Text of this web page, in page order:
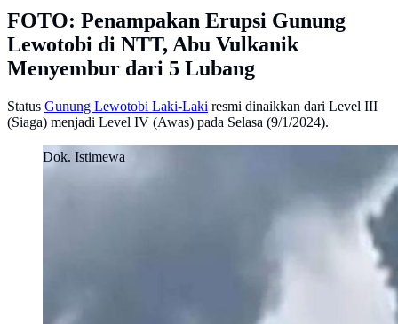
FOTO: Penampakan Erupsi Gunung
Lewotobi di NTT, Abu Vulkanik
Menyembur dari 5 Lubang
Status Gunung Lewotobi Laki-Laki resmi dinaikkan dari Level III
(Siaga) menjadi Level IV (Awas) pada Selasa (9/1/2024).
Dok. Istimewa